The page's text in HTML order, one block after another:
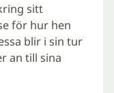
sitt
för hur hen
blir i sin tur
an till sina